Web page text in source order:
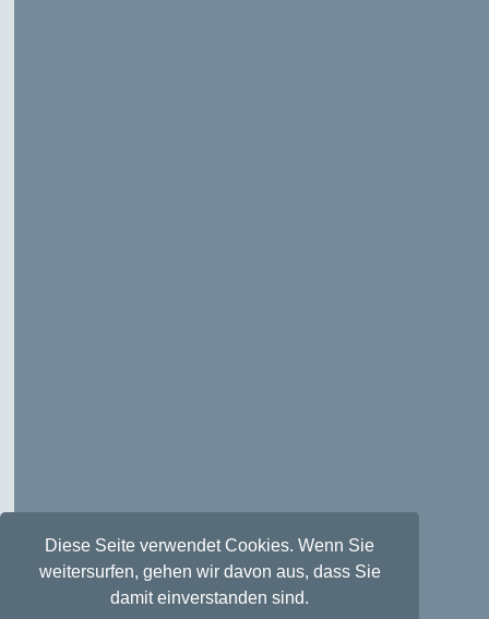
Diese Seite verwendet Cookies. Wenn Sie
weitersurfen, gehen wir davon aus, dass Sie
damit einverstanden sind.